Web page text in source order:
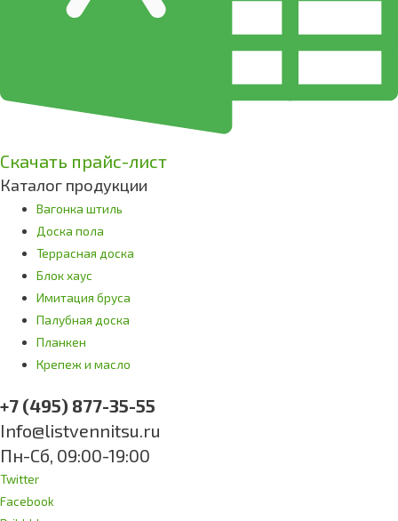
Скачать прайс-лист
Каталог продукции
Вагонка штиль
Доска пола
Террасная доска
Блок хаус
Имитация бруса
Палубная доска
Планкен
Крепеж и масло
+7 (495) 877-35-55
Info@listvennitsu.ru
Пн-Сб, 09:00-19:00
Twitter
Facebook